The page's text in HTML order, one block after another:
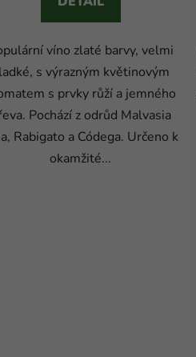
víno zlaté barvy, velmi
s výrazným květinovým
s prvky růží a jemného
Pochází z odrůd Malvasia
Rabigato a Códega. Určeno k
okamžité...